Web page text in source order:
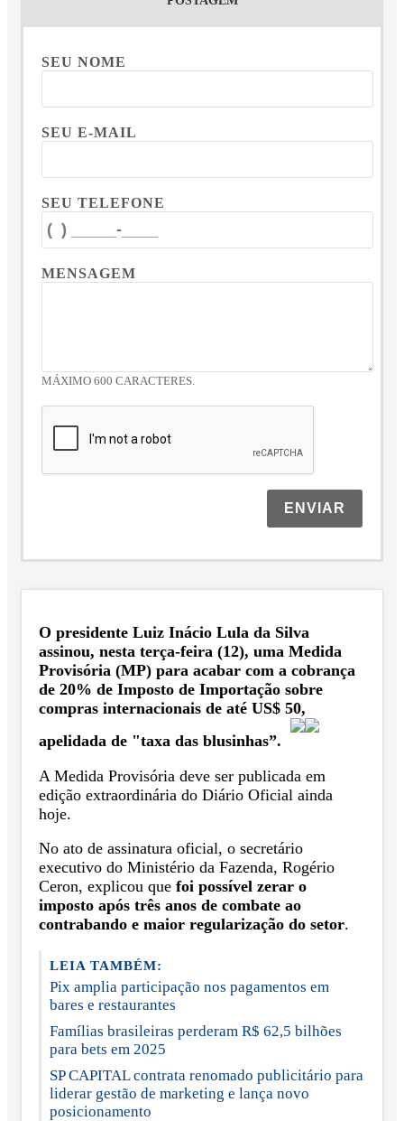
SEU NOME
SEU E-MAIL
SEU TELEFONE
MENSAGEM
MÁXIMO 600 CARACTERES.
ENVIAR
O presidente Luiz Inácio Lula da Silva
assinou, nesta terça-feira (12), uma Medida
Provisória (MP) para acabar com a cobrança
de 20% de Imposto de Importação sobre
compras internacionais de até US$ 50,
apelidada de "taxa das blusinhas”.
A Medida Provisória deve ser publicada em
edição extraordinária do Diário Oficial ainda
hoje.
No ato de assinatura oficial, o secretário
executivo do Ministério da Fazenda, Rogério
Ceron, explicou que foi possível zerar o
imposto após três anos de combate ao
contrabando e maior regularização do setor.
LEIA TAMBÉM:
Pix amplia participação nos pagamentos em
bares e restaurantes
Famílias brasileiras perderam R$ 62,5 bilhões
para bets em 2025
SP CAPITAL contrata renomado publicitário para
liderar gestão de marketing e lança novo
posicionamento